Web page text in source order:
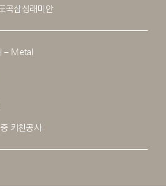
곡삼성래미안
– Metal
키친공사